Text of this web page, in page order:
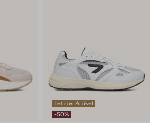
Letzter Artikel
-50%